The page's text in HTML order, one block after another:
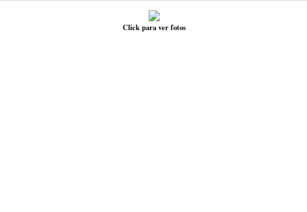
Click para ver fotos